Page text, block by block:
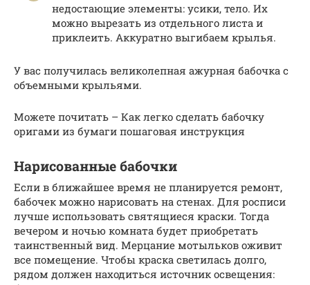
недостающие элементы: усики, тело. Их
можно вырезать из отдельного листа и
приклеить. Аккуратно выгибаем крылья.
У вас получилась великолепная ажурная бабочка с
объемными крыльями.
Можете почитать – Как легко сделать бабочку
оригами из бумаги пошаговая инструкция
Нарисованные бабочки
Если в ближайшее время не планируется ремонт,
бабочек можно нарисовать на стенах. Для росписи
лучше использовать святящиеся краски. Тогда
вечером и ночью комната будет приобретать
таинственный вид. Мерцание мотыльков оживит
все помещение. Чтобы краска светилась долго,
рядом должен находиться источник освещения: